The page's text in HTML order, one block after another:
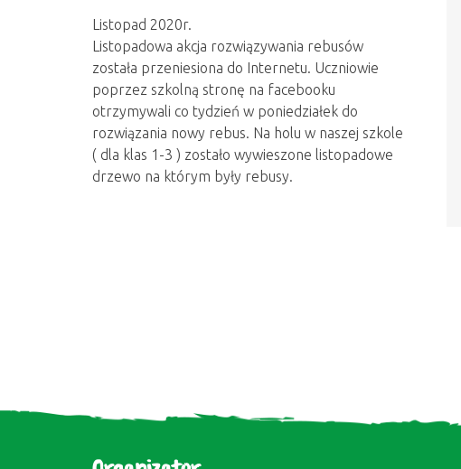
Listopad 2020r.
Listopadowa akcja rozwiązywania rebusów
została przeniesiona do Internetu. Uczniowie
poprzez szkolną stronę na facebooku
otrzymywali co tydzień w poniedziałek do
rozwiązania nowy rebus. Na holu w naszej szkole
( dla klas 1-3 ) zostało wywieszone listopadowe
drzewo na którym były rebusy.